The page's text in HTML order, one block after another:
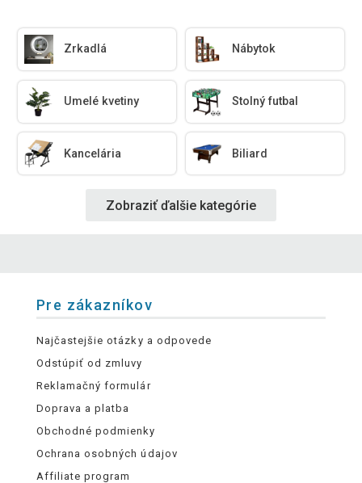
Zrkadlá Nábytok
Umelé kvetiny Stolný futbal
Kancelária Biliard
Zobraziť ďalšie kategórie
Pre zákazníkov
Najčastejšie otázky a odpovede
Odstúpiť od zmluvy
Reklamačný formulár
Doprava a platba
Obchodné podmienky
Ochrana osobných údajov
Affiliate program